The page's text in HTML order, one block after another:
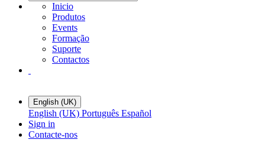
Inicio
Produtos
Events
Formação
Suporte
Contactos
English (UK)
English (UK) Português Español
Sign in
Contacte-nos